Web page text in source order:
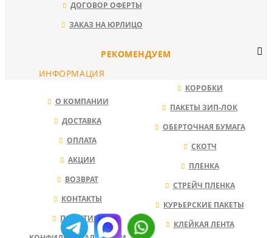
ДОГОВОР ОФЕРТЫ
ЗАКАЗ НА ЮРЛИЦО
РЕКОМЕНДУЕМ
КОРОБКИ
ПАКЕТЫ ЗИП-ЛОК
ОБЕРТОЧНАЯ БУМАГА
СКОТЧ
ПЛЕНКА
СТРЕЙЧ ПЛЕНКА
КУРЬЕРСКИЕ ПАКЕТЫ
КЛЕЙКАЯ ЛЕНТА
ИНФОРМАЦИЯ
О КОМПАНИИ
ДОСТАВКА
ОПЛАТА
АКЦИИ
ВОЗВРАТ
КОНТАКТЫ
ПОЛИТИКА